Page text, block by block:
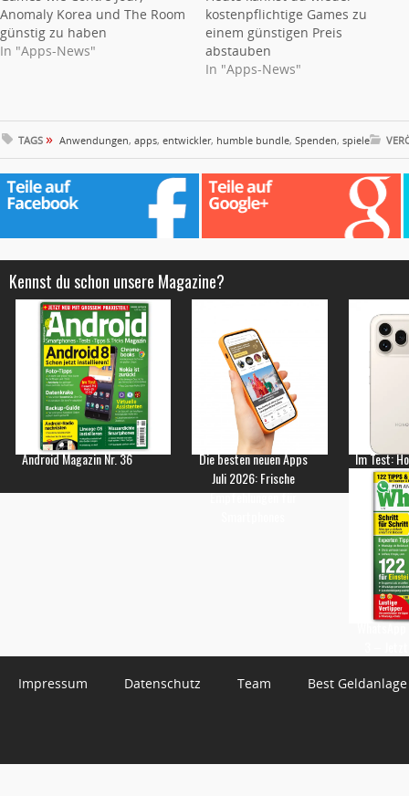
Anomaly Korea und The Room
günstig zu haben
In "Apps-News"
kostenpflichtige Games zu
einem günstigen Preis
abstauben
In "Apps-News"
TAGS » Anwendungen, apps, entwickler, humble bundle, Spenden, spiele
Kennst du schon unsere Magazine?
Android Magazin Nr. 36
Die besten neuen Apps
Juli 2026: Frische
Empfehlungen für
Im Test:
Impressum Datenschutz Team Best Geldanlage